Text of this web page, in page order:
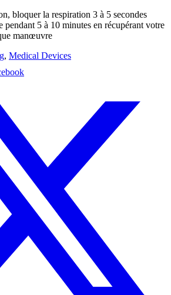
bloquer la respiration 3 à 5 secondes
pendant 5 à 10 minutes en récupérant votre
manœuvre
, Medical Devices